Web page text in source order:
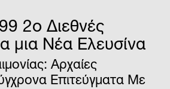
2ο Διεθνές
μια Νέα Ελευσίνα
Αρχαίες
Επιτεύγματα Με